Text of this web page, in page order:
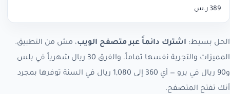
389 ر.س
الحل بسيط: اشترك دائماً عبر متصفح الويب، مش من التطبيق.
المميزات والتجربة نفسها تماماً، والفرق 30 ريال شهرياً في بلس
و90 ريال في برو — أي 360 إلى 1,080 ريال في السنة توفرها بمجرد
أنك تفتح المتصفح.